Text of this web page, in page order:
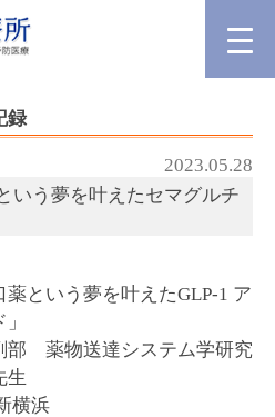
録
2023.05.28
いう夢を叶えたセマグルチ
という夢を叶えたGLP-1 ア
部 薬物送達システム学研究
横浜